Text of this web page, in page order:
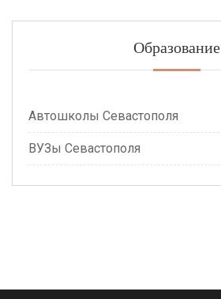
Образование
Автошколы Севастополя
ВУЗы Севастополя